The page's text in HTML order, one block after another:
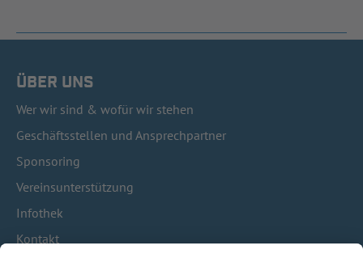
ÜBER UNS
Wer wir sind & wofür wir stehen
Geschäftsstellen und Ansprechpartner
Sponsoring
Vereinsunterstützung
Infothek
Kontakt